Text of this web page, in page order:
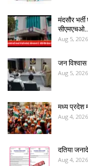
मंदसौर
Aug 5, 2026
जन
Aug 5, 2026
मध्य प्रदेश
Aug 4, 2026
दतिया
Aug 4, 2026